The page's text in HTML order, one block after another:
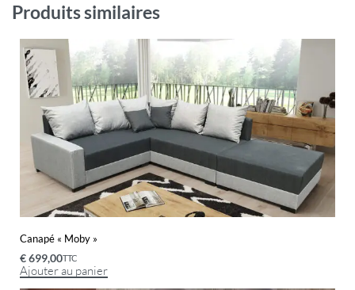
Produits similaires
Canapé « Moby »
€699,00TTC
Ajouter au panier